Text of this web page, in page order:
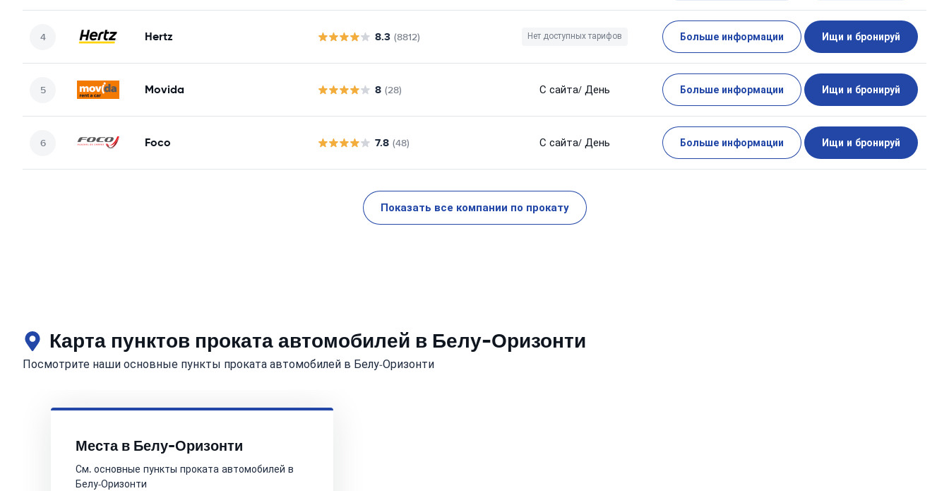
Hertz 8.3 (8812) Нет доступных тарифов Больше информации Ищи и бронируй
Movida 8 (28) С сайта/ День Больше информации Ищи и бронируй
Foco 7.8 (48) С сайта/ День Больше информации Ищи и бронируй
Показать все компании по прокату
Карта пунктов проката автомобилей в Белу-Оризонти
Посмотрите наши основные пункты проката автомобилей в Белу-Оризонти
Места в Белу-Оризонти
См. основные пункты проката автомобилей в
Белу-Оризонти